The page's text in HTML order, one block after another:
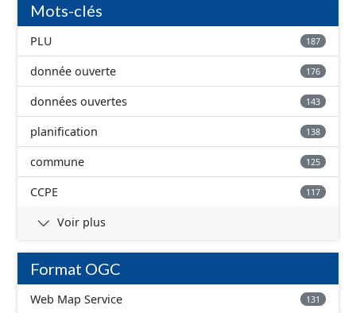
Mots-clés
PLU 187
donnée ouverte 176
données ouvertes 143
planification 138
commune 125
CCPE 117
Voir plus
Format OGC
Web Map Service 131